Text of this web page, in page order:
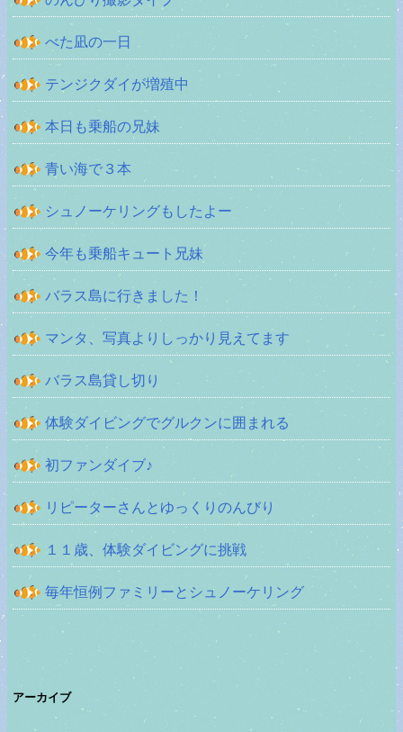
べた凪の一日
テンジクダイが増殖中
本日も乗船の兄妹
青い海で３本
シュノーケリングもしたよー
今年も乗船キュート兄妹
バラス島に行きました！
マンタ、写真よりしっかり見えてます
バラス島貸し切り
体験ダイビングでグルクンに囲まれる
初ファンダイブ♪
リピーターさんとゆっくりのんびり
１１歳、体験ダイビングに挑戦
毎年恒例ファミリーとシュノーケリング
アーカイブ